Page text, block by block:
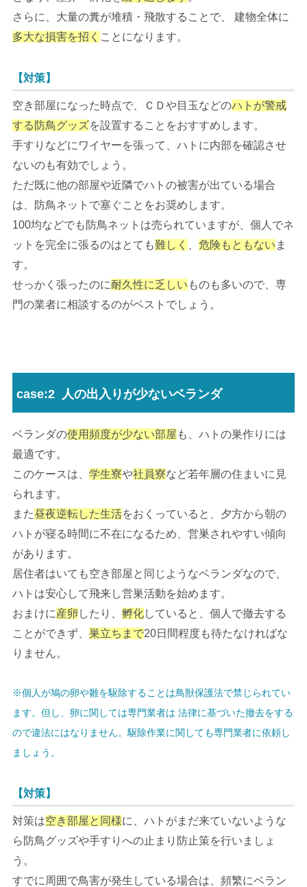
さらに、大量の糞が堆積・飛散することで、 建物全体に
多大な損害を招く ことになります。
【対策】
空き部屋になった時点で、ＣＤや目玉などのハトが警戒
する防鳥グッズを設置することをおすすめします。
手すりなどにワイヤーを張って、ハトに内部を確認させ
ないのも有効でしょう。
ただ既に他の部屋や近隣でハトの被害が出ている場合
は、防鳥ネットで塞ぐことをお奨めします。
100均などでも防鳥ネットは売られていますが、個人でネ
ットを完全に張るのはとても難しく 危険もともない ま
す。
せっかく張ったのに耐久性に乏しい ものも多いので、専
門の業者に相談するのがベストでしょう。
case:2 人の出入りが少ないベランダ
ベランダの使用頻度が少ない部屋 も、ハトの巣作りには
最適です。
このケースは、 学生寮や社員寮など若年層の住まいに見
られます。
また昼夜逆転した生活をおくっていると、夕方から朝の
ハトが寝る時間に不在になるため、営巣されやすい傾向
があります。
居住者はいても空き部屋と同じようなベランダなので、
ハトは安心して飛来し営巣活動を始めます。
おまけに産卵 したり、 孵化していると、個人で撤去する
ことができず、 巣立ちまで20日間程度も待たなければな
りません。
※個人が鳩の卵や雛を駆除することは鳥獣保護法で禁じられてい
ます。但し、卵に関しては専門業者は 法律に基づいた撤去をする
ので違法にはなりません。駆除作業に関しても専門業者に依頼し
ましょう。
【対策】
対策は空き部屋と同様に、ハトがまだ来ていないような
ら防鳥グッズや手すりへの止まり防止策を行いましょ
う。
すでに周囲で鳥害が発生している場合は、頻繁にベラン